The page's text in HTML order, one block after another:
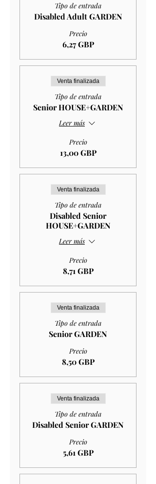
Tipo de entrada
Disabled Adult GARDEN
Precio
6,27 GBP
Venta finalizada
Tipo de entrada
Senior HOUSE+GARDEN
Leer más
Precio
13,00 GBP
Venta finalizada
Tipo de entrada
Disabled Senior
HOUSE+GARDEN
Leer más
Precio
8,71 GBP
Venta finalizada
Tipo de entrada
Senior GARDEN
Precio
8,50 GBP
Venta finalizada
Tipo de entrada
Disabled Senior GARDEN
Precio
5,61 GBP